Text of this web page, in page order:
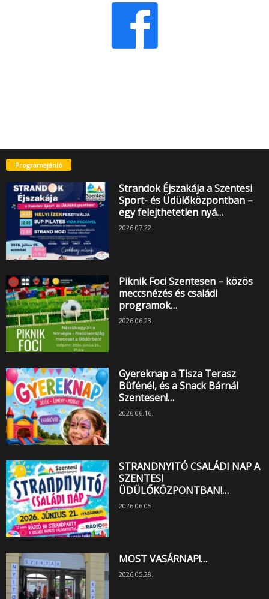
Programajánló
Strandok Éjszakája a Szentesi
Sport- és Üdülőközpontban –
egy felejthetetlen nyá…
2026.07.22.
Piknik Foci Szentesen – közös
meccsnézés és családi
programok…
2026.06.23.
Gyereknap a Tisza Terasz
Büfénél, és a Snack Bárnál
Szentesen!…
2026.06.16.
STRANDNYITÓ CSALÁDI NAP A
SZENTESI
ÜDÜLŐKÖZPONTBAN!…
2026.06.05.
MOST VASÁRNAP!…
2026.05.28.